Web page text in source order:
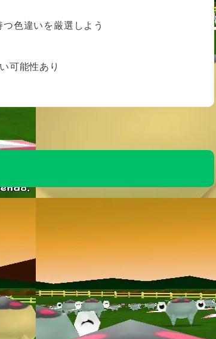
色違いを厳選しよう
可能性あり